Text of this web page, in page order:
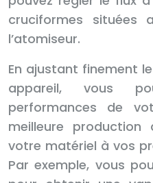
cruciformes
l’atomiseur.
En ajustant finement
appareil, vous
performances de
meilleure
votre matériel à vos
Par exemple, vous